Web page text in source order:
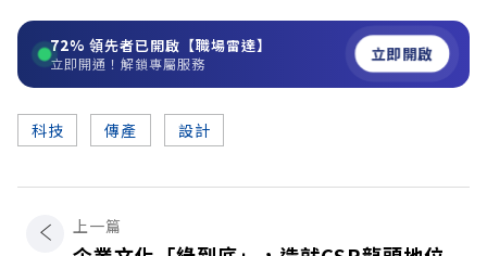
72% 領先者已開啟【職場雷達】
立即開通！解鎖專屬服務 立即開啟
科技 傳產 設計
上一篇